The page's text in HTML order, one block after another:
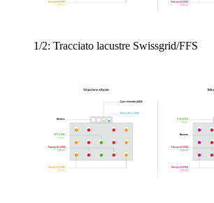
1/2: Tracciato lacustre Swissgrid/FFS